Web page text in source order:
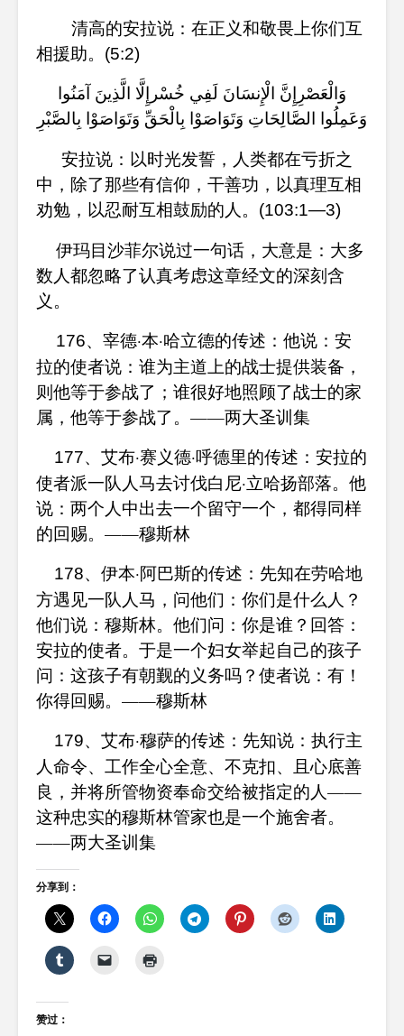
清高的安拉说：在正义和敬畏上你们互
相援助。
(5:2)
وَالْعَصْرِإِنَّ الْإِنسَانَ لَفِي خُسْرإِلَّا الَّذِينَ آمَنُوا
وَعَمِلُوا الصَّالِحَاتِ وَتَوَاصَوْا بِالْحَقِّ وَتَوَاصَوْا بِالصَّبْرِ
安拉说：以时光发誓，人类都在亏折之
中，除了那些有信仰，干善功，以真理互相
劝勉，以忍耐互相鼓励的人。
(103:1—3)
伊玛目沙菲尔说过一句话，大意是：大多
数人都忽略了认真考虑这章经文的深刻含
义。
176、宰德·本·哈立德的传述：他说：安
拉的使者说：谁为主道上的战士提供装备，
则他等于参战了；谁很好地照顾了战士的家
属，他等于参战了。——两大圣训集
177、艾布·赛义德·呼德里的传述：安拉的
使者派一队人马去讨伐白尼·立哈扬部落。他
说：两个人中出去一个留守一个，都得同样
的回赐。——穆斯林
178、伊本·阿巴斯的传述：先知在劳哈地
方遇见一队人马，问他们：你们是什么人？
他们说：穆斯林。他们问：你是谁？回答：
安拉的使者。于是一个妇女举起自己的孩子
问：这孩子有朝觐的义务吗？使者说：有！
你得回赐。——穆斯林
179、艾布·穆萨的传述：先知说：执行主
人命令、工作全心全意、不克扣、且心底善
良，并将所管物资奉命交给被指定的人——
这种忠实的穆斯林管家也是一个施舍者。
——两大圣训集
分享到：
赞过：